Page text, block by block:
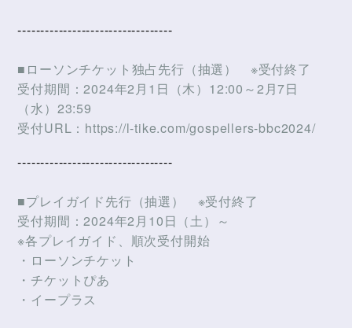
----------------------------------
■ローソンチケット独占先行（抽選） ※受付終了
受付期間：2024年2月1日（木）12:00～2月7日
（水）23:59
受付URL：https://l-tike.com/gospellers-bbc2024/
----------------------------------
■プレイガイド先行（抽選） ※受付終了
受付期間：2024年2月10日（土）～
※各プレイガイド、順次受付開始
・ローソンチケット
・チケットぴあ
・イープラス